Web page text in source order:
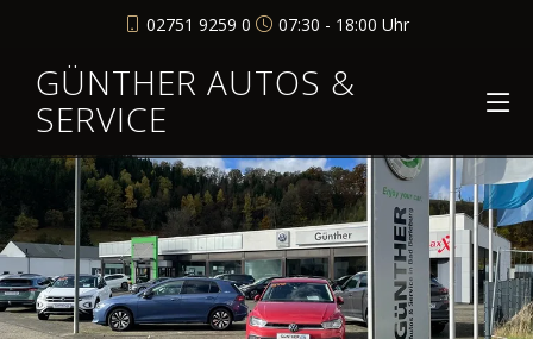
02751 9259 0 07:30 - 18:00 Uhr
GÜNTHER AUTOS &
SERVICE